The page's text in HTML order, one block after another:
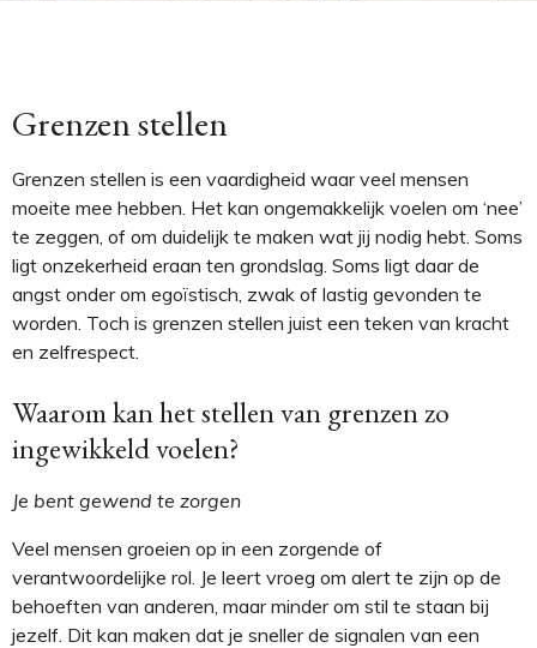
Grenzen stellen
Grenzen stellen is een vaardigheid waar veel mensen
moeite mee hebben. Het kan ongemakkelijk voelen om ‘nee’
te zeggen, of om duidelijk te maken wat jij nodig hebt. Soms
ligt onzekerheid eraan ten grondslag. Soms ligt daar de
angst onder om egoïstisch, zwak of lastig gevonden te
worden. Toch is grenzen stellen juist een teken van kracht
en zelfrespect.
Waarom kan het stellen van grenzen zo
ingewikkeld voelen?
Je bent gewend te zorgen
Veel mensen groeien op in een zorgende of
verantwoordelijke rol. Je leert vroeg om alert te zijn op de
behoeften van anderen, maar minder om stil te staan bij
jezelf. Dit kan maken dat je sneller de signalen van een